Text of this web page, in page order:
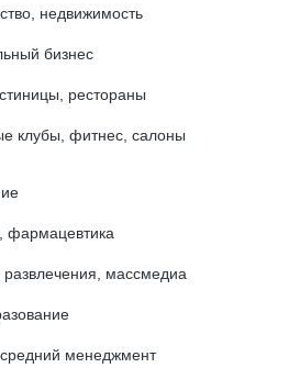
недвижимость
бизнес
рестораны
клубы, фитнес, салоны
фармацевтика
развлечения, массмедиа
менеджмент